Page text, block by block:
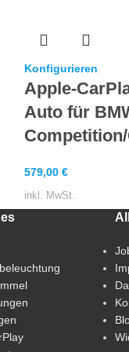
Konfigurieren
Apple-
Auto für
579,00 €
inkl. MwSt.